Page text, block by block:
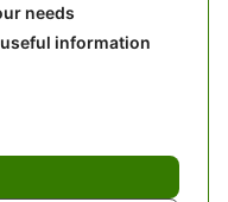
needs
information